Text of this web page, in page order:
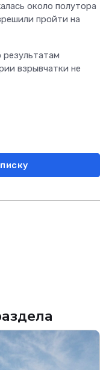
около полутора
пройти на
взрывчатки не